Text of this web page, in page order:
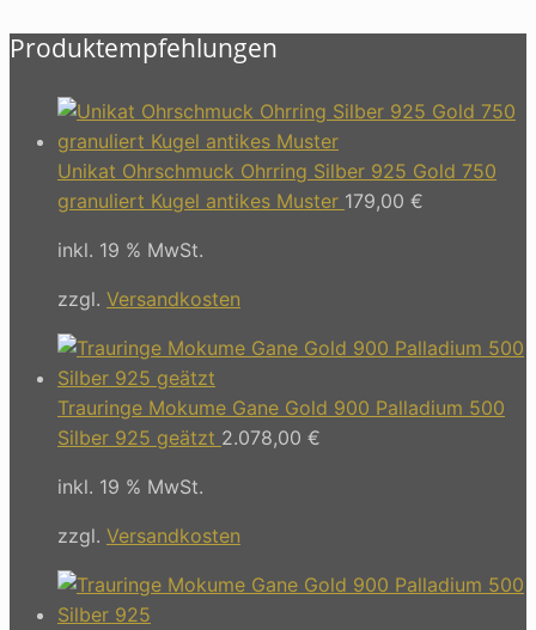
Produktempfehlungen
Unikat Ohrschmuck Ohrring Silber 925 Gold 750
granuliert Kugel antikes Muster 179,00 €
inkl. 19 % MwSt.
zzgl. Versandkosten
Trauringe Mokume Gane Gold 900 Palladium 500
Silber 925 geätzt 2.078,00 €
inkl. 19 % MwSt.
zzgl. Versandkosten